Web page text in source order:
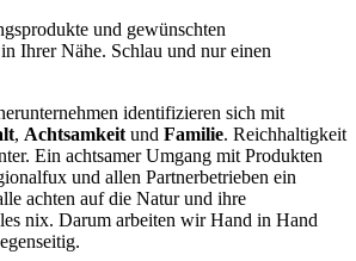
und gewünschten
Ihrer Nähe. Schlau und nur einen
identifizieren sich mit
, Achtsamkeit und Familie. Reichhaltigkeit
Ein achtsamer Umgang mit Produkten
und allen Partnerbetrieben ein
achten auf die Natur und ihre
nix. Darum arbeiten wir Hand in Hand